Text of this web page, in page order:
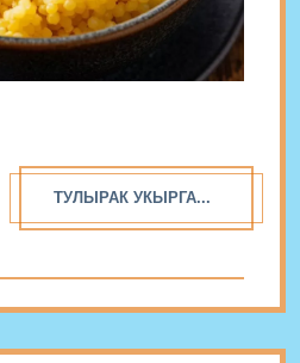
ТУЛЫРАК УКЫРГА...